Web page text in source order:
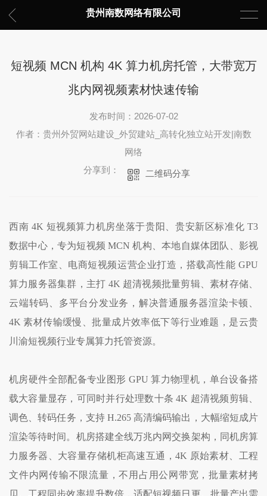
贵州南数网络有限公司
短视频 MCN 机构 4K 算力机房托管，大带宽万
兆内网视频素材快速传输
发布时间：2026-07-02
作者：贵州外贸网站建设_外贸建站_高转化独立站开发|南数
网络
分享到：
二维码分享
西南 4K 短视频算力机房坐落于贵阳、贵安新区标准化 T3
数据中心，专为短视频 MCN 机构、本地自媒体团队、影视
剪辑工作室、电商短视频运营企业打造，搭载高性能 GPU
算力服务器集群，主打 4K 超清视频批量剪辑、素材存储、
云端转码、多平台分发业务，解决普通服务器渲染卡顿、
4K 素材传输缓慢、批量成片效率低下等行业难题，是云贵
川渝短视频行业专属算力托管资源。
机房硬件全部配备专业图形 GPU 算力物理机，单台设备搭
载大容量显存，可同时并行处理数十条 4K 超清视频剪辑、
调色、转码任务，支持 H.265 高清编码输出，大幅缩短成片
渲染等待时间。机房搭建全线万兆内网交换架构，同机房算
力服务器、大容量存储机柜高速互通，4K 原始素材、工程
文件内网传输不限流量，不用占用公网带宽，批量素材拷
贝、工程同步效率提升数倍，适配短视频日更、批量产出需